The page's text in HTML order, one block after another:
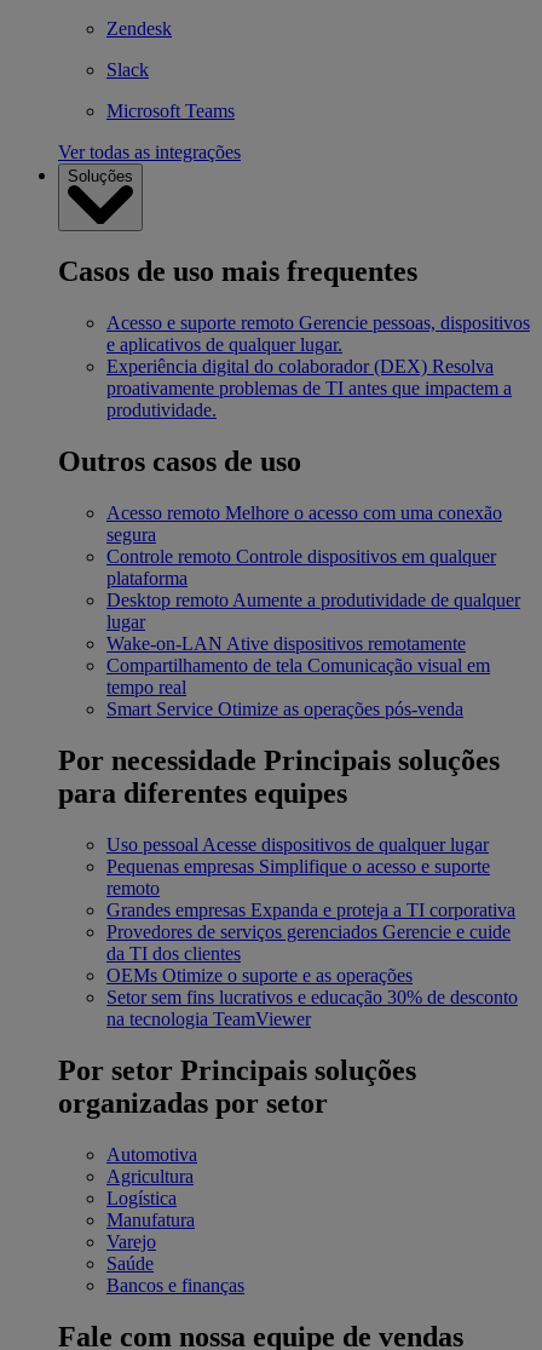
Zendesk
Slack
Microsoft Teams
Ver todas as integrações
Soluções
Casos de uso mais frequentes
Acesso e suporte remoto Gerencie pessoas, dispositivos
e aplicativos de qualquer lugar.
Experiência digital do colaborador (DEX) Resolva
proativamente problemas de TI antes que impactem a
produtividade.
Outros casos de uso
Acesso remoto Melhore o acesso com uma conexão
segura
Controle remoto Controle dispositivos em qualquer
plataforma
Desktop remoto Aumente a produtividade de qualquer
lugar
Wake-on-LAN Ative dispositivos remotamente
Compartilhamento de tela Comunicação visual em
tempo real
Smart Service Otimize as operações pós-venda
Por necessidade Principais soluções
para diferentes equipes
Uso pessoal Acesse dispositivos de qualquer lugar
Pequenas empresas Simplifique o acesso e suporte
remoto
Grandes empresas Expanda e proteja a TI corporativa
Provedores de serviços gerenciados Gerencie e cuide
da TI dos clientes
OEMs Otimize o suporte e as operações
Setor sem fins lucrativos e educação 30% de desconto
na tecnologia TeamViewer
Por setor Principais soluções
organizadas por setor
Automotiva
Agricultura
Logística
Manufatura
Varejo
Saúde
Bancos e finanças
Fale com nossa equipe de vendas